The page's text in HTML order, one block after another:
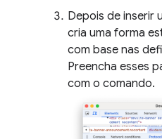
Depois de inserir
cria uma forma
com base nas
Preencha esses
com o comando.